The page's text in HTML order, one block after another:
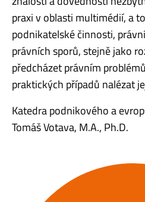
praxi v oblasti multimédií, a
podnikatelské činnosti,
právních sporů, stejně jako
předcházet právním
praktických případů nalézat
Katedra podnikového a
Tomáš Votava, M.A., Ph.D.